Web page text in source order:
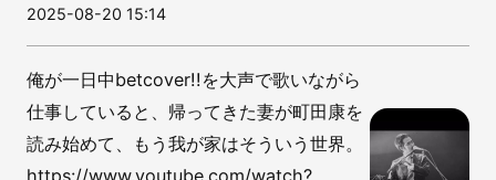
2025-08-20 15:14
俺が一日中betcover!!を大声で歌いながら
仕事していると、帰ってきた妻が町田康を
読み始めて、もう我が家はそういう世界。
https://www.youtube.com/watch?